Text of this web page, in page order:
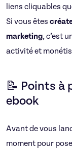
liens cliquables
Si vous êtes
marketing, c’est
activité et
📝 Points à
ebook
Avant de vous
moment pour